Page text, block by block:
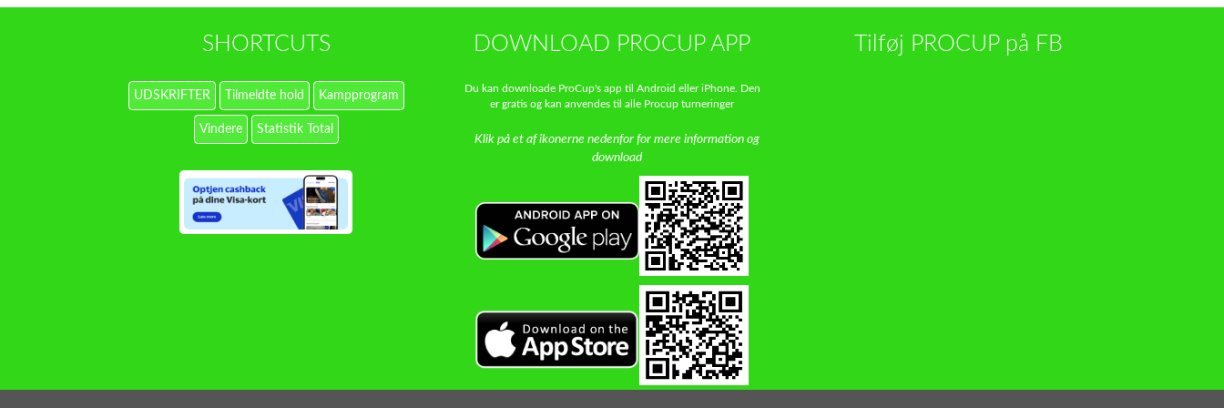
SHORTCUTS
UDSKRIFTER Tilmeldte hold Kampprogram
Vindere Statistik Total
DOWNLOAD PROCUP APP
Du kan downloade ProCup's app til Android eller iPhone. Den
er gratis og kan anvendes til alle Procup turneringer
Klik på et af ikonerne nedenfor for mere information og
download
Tilføj PROCUP på FB